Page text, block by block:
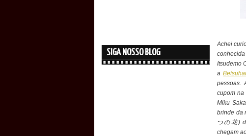
SIGA NOSSO BLOG
Achei
Itsudemo
a
pessoas.
cupom
Miku
brinde da
つの花)
chegam